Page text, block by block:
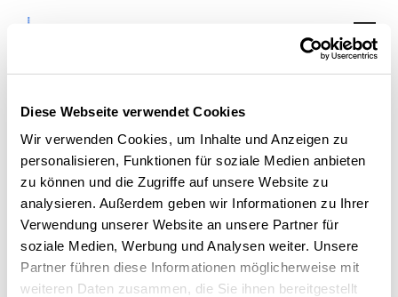
Diese Webseite verwendet Cookies
Wir verwenden Cookies, um Inhalte und Anzeigen zu
personalisieren, Funktionen für soziale Medien anbieten
zu können und die Zugriffe auf unsere Website zu
analysieren. Außerdem geben wir Informationen zu Ihrer
Verwendung unserer Website an unsere Partner für
soziale Medien, Werbung und Analysen weiter. Unsere
Partner führen diese Informationen möglicherweise mit
weiteren Daten zusammen, die Sie ihnen bereitgestellt
DWNRW-Online-Event:
MathWorks (MATLAB)
Presentation @
HubAachen